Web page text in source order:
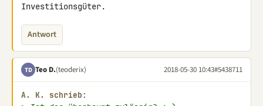
Investitionsgüter.
Antwort
TD Teo D.(teoderix) 2018-05-30 10:43#5438711
A. K. schrieb: